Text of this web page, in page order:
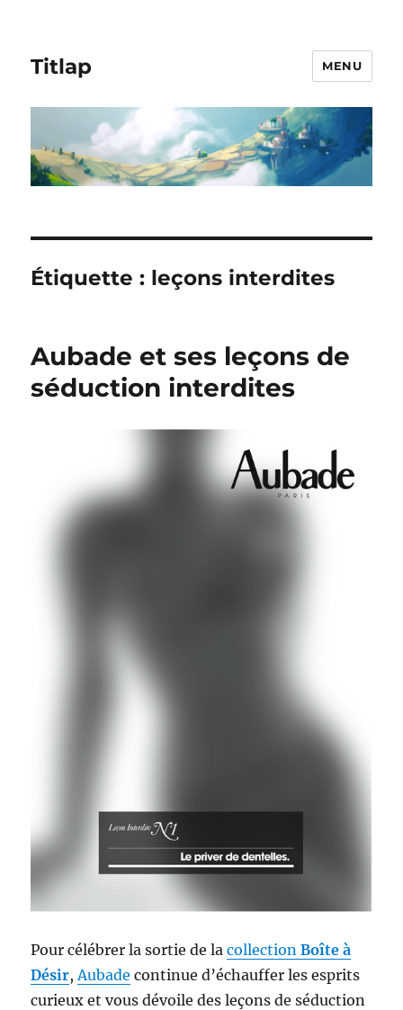
Titlap MENU
Étiquette : leçons interdites
Aubade et ses leçons de
séduction interdites
Pour célébrer la sortie de lacollectionBoîte à
Désir, Aubade continue d’échauffer les esprits
curieux et vous dévoile des leçons de séduction